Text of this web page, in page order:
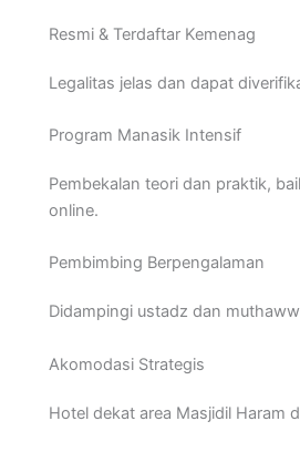
Resmi & Terdaftar Kemenag
Legalitas jelas dan dapat
Program Manasik Intensif
Pembekalan teori dan praktik,
online.
Pembimbing Berpengalaman
Didampingi ustadz dan
Akomodasi Strategis
Hotel dekat area Masjidil Haram